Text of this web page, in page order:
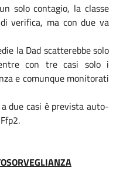
solo contagio, la classe
verifica, ma con due va
la Dad scatterebbe solo
con tre casi solo i
e comunque monitorati
due casi è prevista auto-